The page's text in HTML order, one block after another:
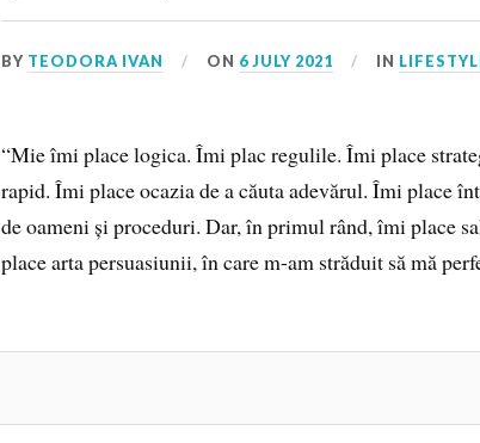
BY TEODORA IVAN ON 6 JULY 2021 IN
“Mie îmi place logica. Îmi plac regulile. Îmi place
rapid. Îmi place ocazia de a căuta adevărul. Îmi place
de oameni și proceduri. Dar, în primul rând, îmi place
place arta persuasiunii, în care m-am străduit să mă